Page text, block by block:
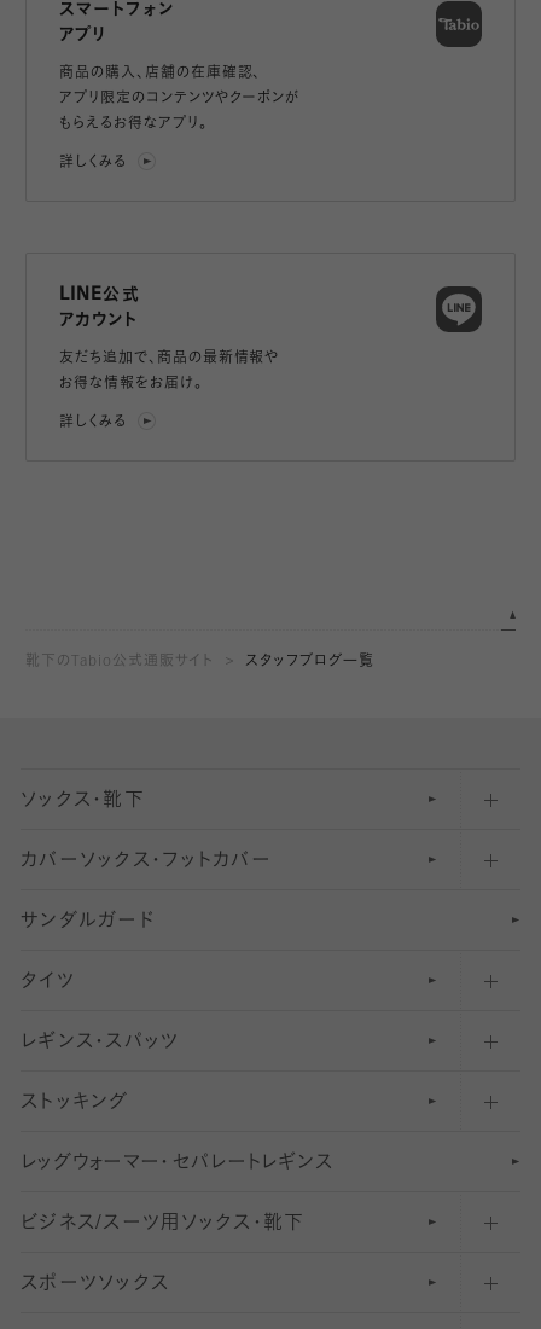
スマートフォン
アプリ
商品の購入、店舗の在庫確認、
アプリ限定のコンテンツやクーポンが
もらえるお得なアプリ。
詳しくみる
LINE公式
アカウント
友だち追加で、 商品の最新情報や
お得な情報をお届け。
詳しくみる
靴下のTabio公式通販サイト スタッフブログ一覧
ソックス・靴下
五本指ソックス・靴下
足袋ソックス・靴下
無地・プレーンソックス・靴下
柄ソックス・靴下
スニーカー（くるぶし）用ソックス
アンクル・ショートソックス（くるぶし上）
クルーソックス（ふくらはぎ下）
ハイソックス
カバーソックス・フットカバー
フットカバー・カバーソックス（深め）
フットカバー・カバーソックス（ふつう）
フットカバー・カバーソックス（浅め）
サンダルガード
タイツ
30デニール以下のタイツ（薄手タイツ）
31〜40デニールタイツ
41〜60デニールタイツ
61〜80デニールタイツ
81 〜110デニールタイツ
レギンス・スパッツ
柄レギンス
無地レギンス
レギンスパンツ（レギパン）
マタニティレギンス
ストッキング
伝線しにくいストッキング
ショートストッキング
結婚式用ストッキング
レッ グ ウォー マー ・ セパレー ト レ ギンス
ビジネス/スーツ用 ソックス・靴下
匠シリーズ
スポーツソックス